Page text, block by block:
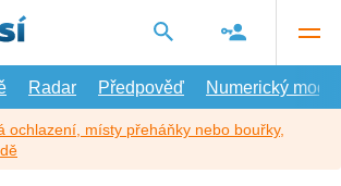
Radar Předpověď Numerický model
ochlazení, místy přeháňky nebo bouřky,